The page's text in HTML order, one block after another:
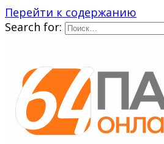
Перейти к содержанию
Search for: